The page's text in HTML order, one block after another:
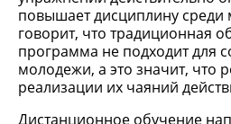
повышает дисциплину
говорит, что традиционная
программа не подходит для
молодежи, а это значит, что
реализации их чаяний
Дистанционное обучение